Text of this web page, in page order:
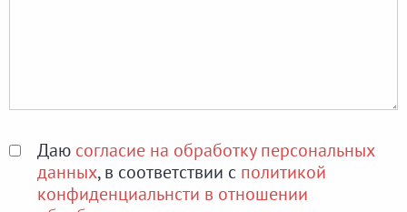
Даю согласие на обработку персональных
данных, в соответствии с политикой
конфиденциальнсти в отношении